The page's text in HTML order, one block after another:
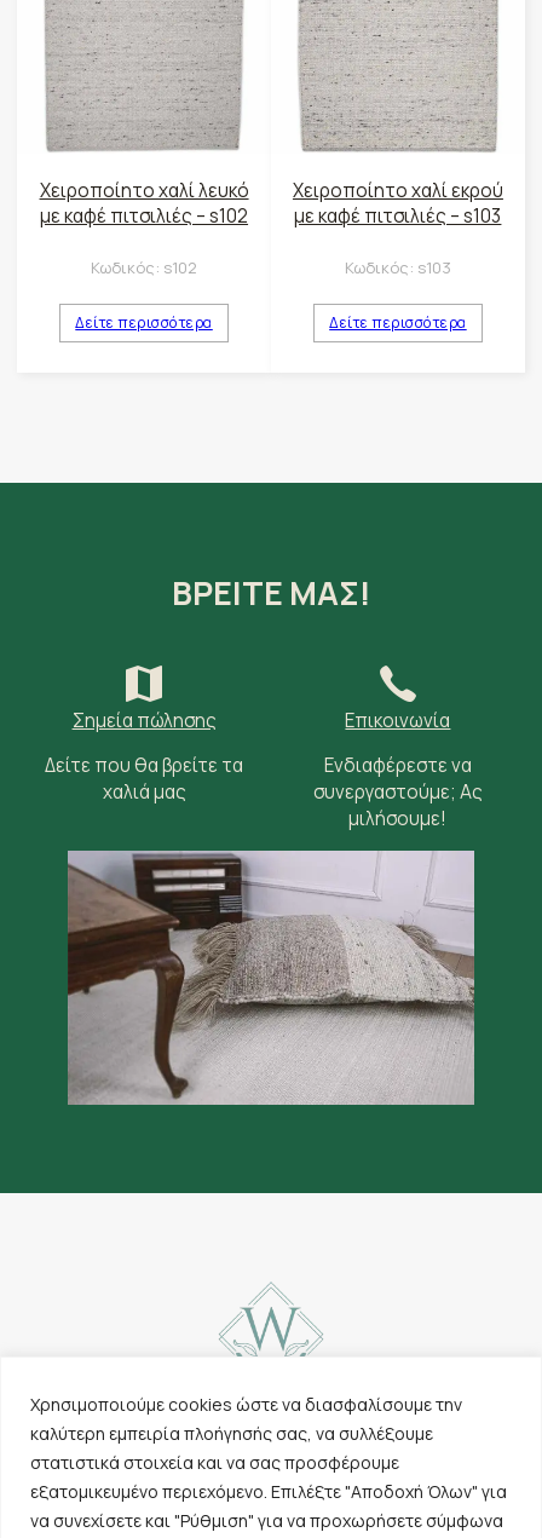
Χρησιμοποιούμε cookies ώστε να διασφαλίσουμε την
καλύτερη εμπειρία πλοήγησής σας, να συλλέξουμε
στατιστικά στοιχεία και να σας προσφέρουμε
εξατομικευμένο περιεχόμενο. Επιλέξτε "Αποδοχή Όλων" για
να συνεχίσετε και "Ρύθμιση" για να προχωρήσετε σύμφωνα
Χειροποίητο χαλί λευκό
με καφέ πιτσιλιές – s102
Κωδικός: s102
Δείτε περισσότερα
Χειροποίητο χαλί εκρού
με καφέ πιτσιλιές – s103
Κωδικός: s103
Δείτε περισσότερα
ΒΡΕΙΤΕ ΜΑΣ!
Σημεία πώλησης
Δείτε που θα βρείτε τα
χαλιά μας
Επικοινωνία
Ενδιαφέρεστε να
συνεργαστούμε; Ας
μιλήσουμε!
Χαλιά
Λοιπά προϊόντα
Εταιρεία
Επικοινωνία
Cookies & Πολιτική
απορρήτου
Όροι χρήσης